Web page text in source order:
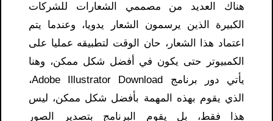
هناك العديد من مصممي الشعارات للشركات
الكبيرة الذين يرسمون الشعار يدويا، وعندما يتم
اعتماد هذا الشعار، حان الوقت لتطبيقه عمليا على
الكمبيوتر حتى يكون في أفضل شكل ممكن، وهنا
يأتي دور برنامج Adobe Illustrator Download،
الذي يقوم بهذه المهمة بأفضل شكل ممكن، ليس
هذا فقط، بل يقوم البرنامج بتصدير الصور